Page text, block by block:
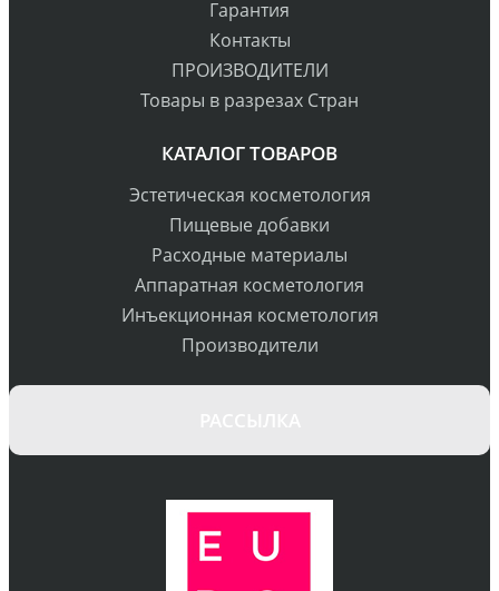
Гарантия
Контакты
ПРОИЗВОДИТЕЛИ
Товары в разрезах Стран
КАТАЛОГ ТОВАРОВ
Эстетическая косметология
Пищевые добавки
Расходные материалы
Аппаратная косметология
Инъекционная косметология
Производители